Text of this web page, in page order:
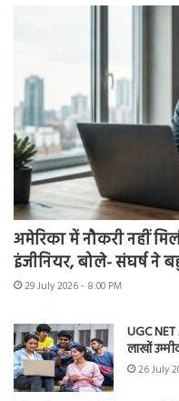
अमेरिका में नौकरी नहीं
इंजीनियर, बोले- संघर्ष ने
29 July 2026 - 8:00 PM
UGC
लाखों
26 July